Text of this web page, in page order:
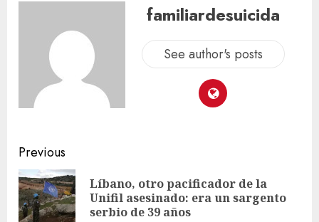
familiardesuicida
See author's posts
Previous
Líbano, otro pacificador de la
Unifil asesinado: era un sargento
serbio de 39 años